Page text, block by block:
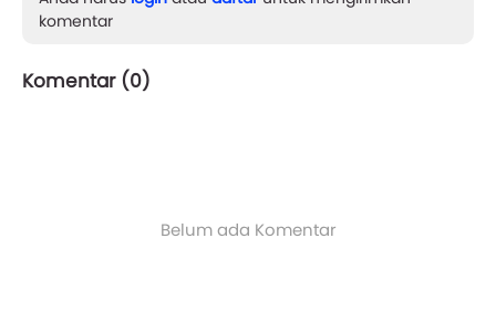
komentar
Komentar (0)
Belum ada Komentar